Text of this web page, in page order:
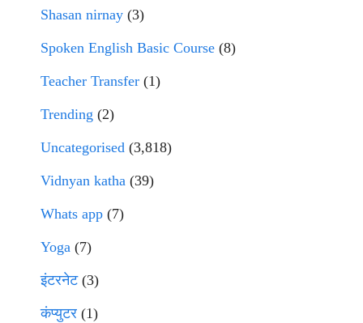
Shasan nirnay (3)
Spoken English Basic Course (8)
Teacher Transfer (1)
Trending (2)
Uncategorised (3,818)
Vidnyan katha (39)
Whats app (7)
Yoga (7)
इंटरनेट(3)
कंप्युटर (1)